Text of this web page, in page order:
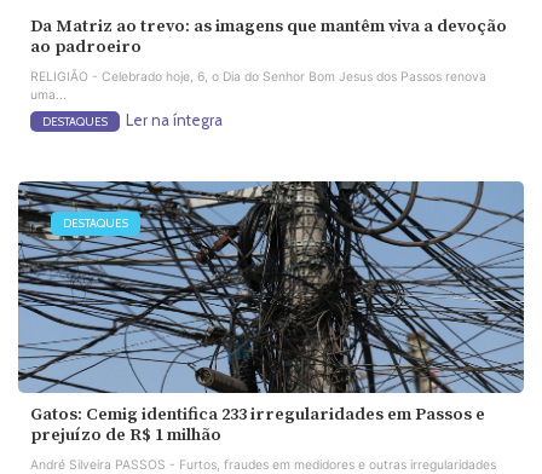
Da Matriz ao trevo: as imagens que mantêm viva a devoção
ao padroeiro
RELIGIÃO - Celebrado hoje, 6, o Dia do Senhor Bom Jesus dos Passos renova
uma...
DESTAQUES Ler na íntegra
DESTAQUES
Gatos: Cemig identifica 233 irregularidades em Passos e
prejuízo de R$ 1 milhão
André Silveira PASSOS - Furtos, fraudes em medidores e outras irregularidades